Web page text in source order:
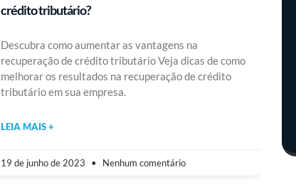
crédito tributário?
Descubra como aumentar as vantagens na
recuperação de crédito tributário Veja dicas de como
melhorar os resultados na recuperação de crédito
tributário em sua empresa.
LEIA MAIS +
19 de junho de 2023 Nenhum comentário